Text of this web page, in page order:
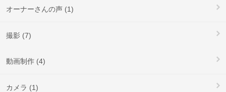
オーナーさんの声 (1)
撮影 (7)
動画制作 (4)
カメラ (1)